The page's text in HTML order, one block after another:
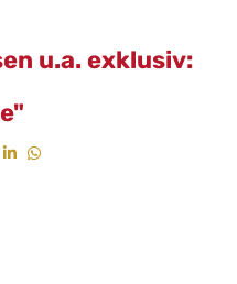
u.a. exklusiv: